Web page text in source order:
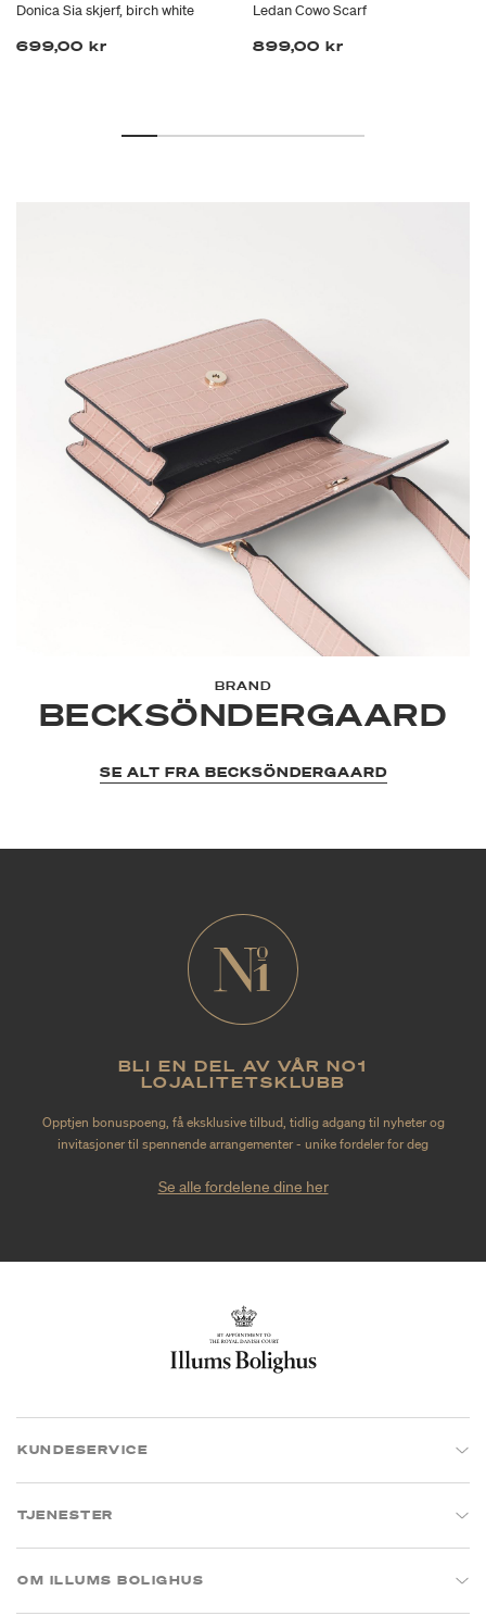
Donica Sia skjerf, birch white
699,00 kr
Ledan Cowo Scarf
899,00 kr
BRAND
BECKSÖNDERGAARD
SE ALT FRA BECKSÖNDERGAARD
BLI EN DEL AV VÅR NO1
LOJALITETSKLUBB
Opptjen bonuspoeng, få eksklusive tilbud, tidlig adgang til nyheter og
invitasjoner til spennende arrangementer - unike fordeler for deg
Se alle fordelene dine her
KUNDESERVICE
TJENESTER
OM ILLUMS BOLIGHUS